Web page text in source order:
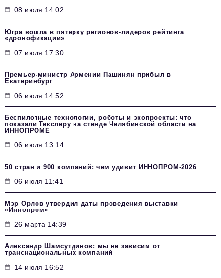
08 июля 14:02
Югра вошла в пятерку регионов-лидеров рейтинга
«дронофикации»
07 июля 17:30
Премьер-министр Армении Пашинян прибыл в
Екатеринбург
06 июля 14:52
Беспилотные технологии, роботы и экопроекты: что
показали Текслеру на стенде Челябинской области на
ИННОПРОМЕ
06 июля 13:14
50 стран и 900 компаний: чем удивит ИННОПРОМ‑2026
06 июля 11:41
Мэр Орлов утвердил даты проведения выставки
«Иннопром»
26 марта 14:39
Александр Шамсутдинов: мы не зависим от
транснациональных компаний
14 июля 16:52